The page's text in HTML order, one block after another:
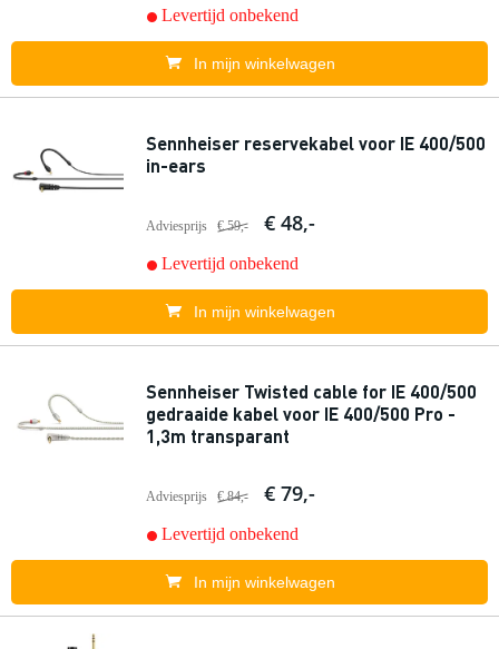
Levertijd onbekend
In mijn winkelwagen
Sennheiser reservekabel voor IE 400/500
in-ears
Adviesprijs € 59,- € 48,-
Levertijd onbekend
In mijn winkelwagen
Sennheiser Twisted cable for IE 400/500
gedraaide kabel voor IE 400/500 Pro -
1,3m transparant
Adviesprijs € 84,- € 79,-
Levertijd onbekend
In mijn winkelwagen